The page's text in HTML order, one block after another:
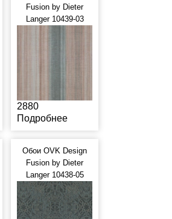
Fusion by Dieter
Langer 10439-03
2880
Подробнее
Обои OVK Design
Fusion by Dieter
Langer 10438-05